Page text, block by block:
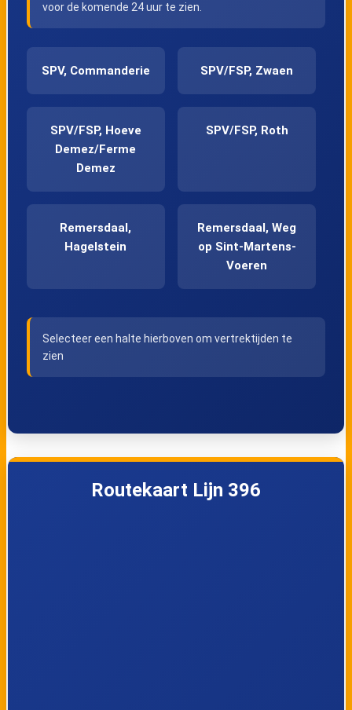
voor de komende 24 uur te zien.
SPV, Commanderie SPV/FSP, Zwaen
SPV/FSP, Hoeve
Demez/Ferme
Demez
SPV/FSP, Roth
Remersdaal,
Hagelstein
Remersdaal, Weg
op Sint-Martens-
Voeren
Kultjen
Teuven, Kerk Teuven, Nurop
Selecteer een halte hierboven om vertrektijden te
zien
Routekaart Lijn 396